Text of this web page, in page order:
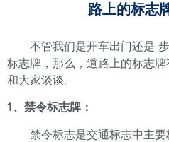
路上的标志
不管我们是开车出门还是
标志牌，那么，道路上的标志
和大家谈谈。
1、禁令标志牌：
禁令标志是交通标志中主